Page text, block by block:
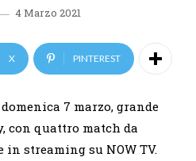
4 Marzo 2021
X PINTEREST
7 marzo, grande
con quattro match da
streaming su NOW TV.